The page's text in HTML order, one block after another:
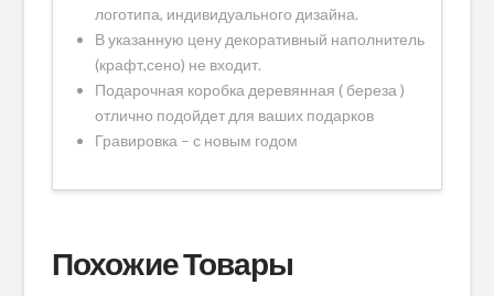
логотипа, индивидуального дизайна.
В указанную цену декоративный наполнитель
(крафт,сено) не входит.
Подарочная коробка деревянная ( береза )
отлично подойдет для ваших подарков
Гравировка – с новым годом
Похожие Товары